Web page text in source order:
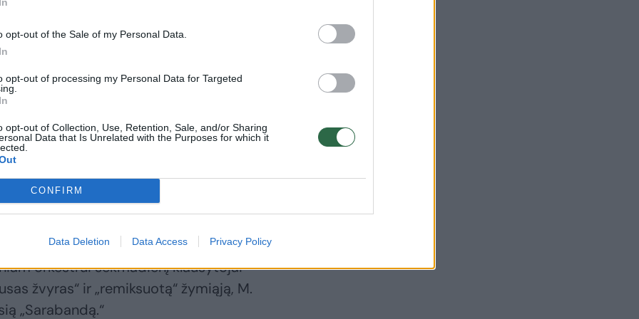
opt-out of the Sale of my Personal Data.
opt-out of processing my Personal Data for Targeted
opt-out of Collection, Use, Retention, Sale, and/or Sharing
Data that Is Unrelated with the Purposes for which it
CONFIRM
Data Deletion Data Access Privacy Policy
the Wall“, arba „Sienos kritimas“.
reikšmę ir primins, kaip Meastro grojo
bute Paryžiuje beklausydamas
apie laisvės ištroškusių žmonių
Visame pasaulyje žymus muzikas
kuris turėjo privatų lėktuvą,
Susiradęs sienos perėjimo punktą
kareivio pasiskolinęs kėdę, jis
atliko „Sarabandą“ iš J. S. Bacho
S. Zajančauskaitė-Giedraitė. – J.
orkestrui sekmadienį klausytojai
žvyras“ ir „remiksuotą“ žymiąją, M.
„Sarabandą.“